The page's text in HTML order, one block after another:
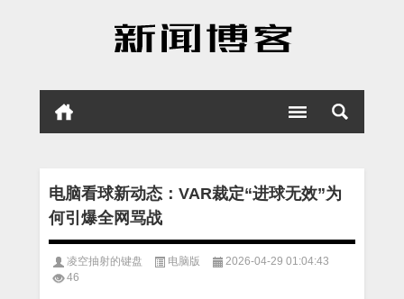
电脑看球新动态：VAR裁定“进球无效”为
何引爆全网骂战
凌空抽射的键盘 电脑版
2026-04-29 01:04:43
46